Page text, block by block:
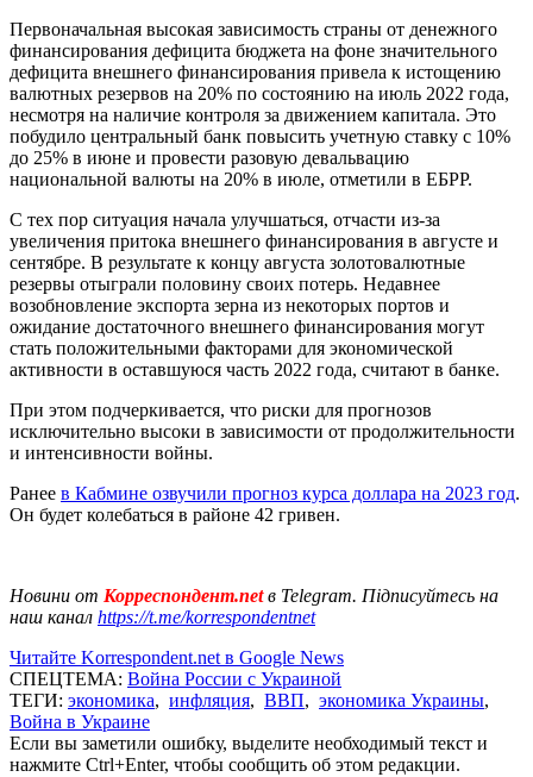
Первоначальная высокая зависимость страны от денежного
финансирования дефицита бюджета на фоне значительного
дефицита внешнего финансирования привела к истощению
валютных резервов на 20% по состоянию на июль 2022 года,
несмотря на наличие контроля за движением капитала. Это
побудило центральный банк повысить учетную ставку с 10%
до 25% в июне и провести разовую девальвацию
национальной валюты на 20% в июле, отметили в ЕБРР.
С тех пор ситуация начала улучшаться, отчасти из-за
увеличения притока внешнего финансирования в августе и
сентябре. В результате к концу августа золотовалютные
резервы отыграли половину своих потерь. Недавнее
возобновление экспорта зерна из некоторых портов и
ожидание достаточного внешнего финансирования могут
стать положительными факторами для экономической
активности в оставшуюся часть 2022 года, считают в банке.
При этом подчеркивается, что риски для прогнозов
исключительно высоки в зависимости от продолжительности
и интенсивности войны.
Ранее в Кабмине озвучили прогноз курса доллара на 2023 год.
Он будет колебаться в районе 42 гривен.
Новини от Корреспондент.netв Telegram. Підписуйтесь на
наш канал https://t.me/korrespondentnet
Читайте Korrespondent.net в Google News
СПЕЦТЕМА: Война России с Украиной
ТЕГИ: экономика, инфляция, ВВП, экономика Украины,
Война в Украине
Если вы заметили ошибку, выделите необходимый текст и
нажмите Ctrl+Enter, чтобы сообщить об этом редакции.